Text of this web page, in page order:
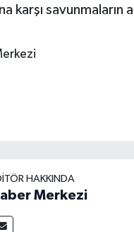
karşı savunmaların
HAKKINDA
Merkezi